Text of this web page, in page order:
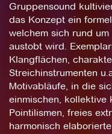
Gruppensound
das Konzept ein
welchem sich rund
austobt wird.
Klangflächen,
Streichinstrumenten
Motivabläufe, in die
einmischen, kollektive
Pointilismen, freies
harmonisch